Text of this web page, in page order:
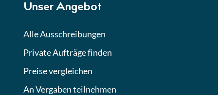
Eignung im Vergabeverfahren
Lektion 6
Abgabe von Angeboten
Lektion
Unser Angebot
Alle Ausschreibungen
Private Aufträge finden
Preise vergleichen
An Vergaben teilnehmen